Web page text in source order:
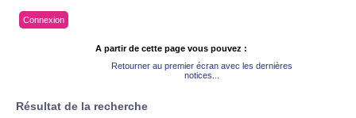
Connexion
A partir de cette page vous pouvez :
Retourner au premier écran avec les dernières
notices...
Résultat de la recherche